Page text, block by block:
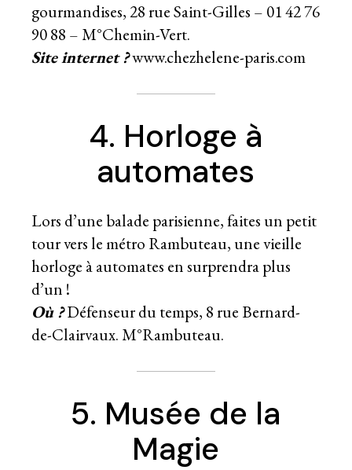
gourmandises, 28 rue Saint-Gilles – 01 42 76
90 88 – M°Chemin-Vert.
Site internet ?www.chezhelene-paris.com
4. Horloge à
automates
Lors d’une balade parisienne, faites un petit
tour vers le métro Rambuteau, une vieille
horloge à automates en surprendra plus
d’un !
Où ?Défenseur du temps, 8 rue Bernard-
de-Clairvaux. M°Rambuteau.
5. Musée de la
Magie